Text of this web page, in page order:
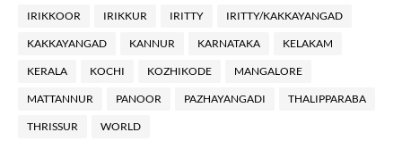
IRIKKOOR IRIKKUR IRITTY IRITTY/KAKKAYANGAD
KAKKAYANGAD KANNUR KARNATAKA KELAKAM
KERALA KOCHI KOZHIKODE MANGALORE
MATTANNUR PANOOR PAZHAYANGADI THALIPPARABA
THRISSUR WORLD